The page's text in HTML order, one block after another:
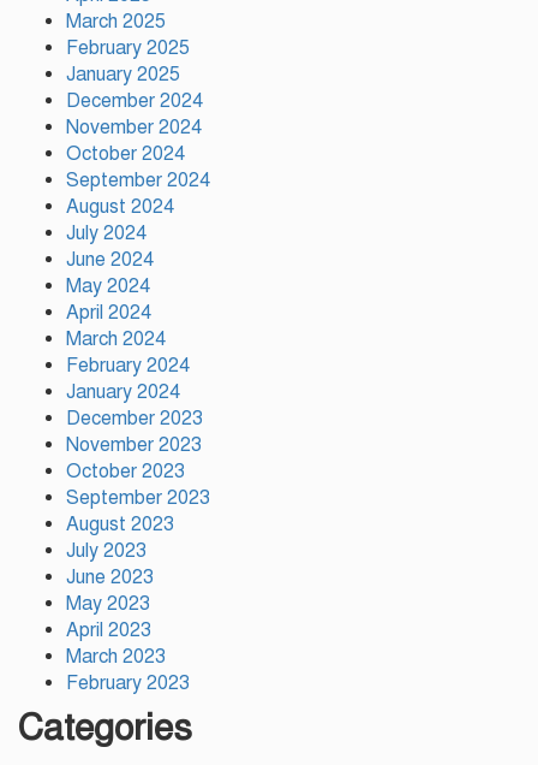
উন্নয়নের সুফল নগরীর প্রতিটি ওয়ার্ডে
সমানভাবে পৌঁছে দিতে কাজ করছে :
March 2025
February 2025
January 2025
December 2024
November 2024
October 2024
September 2024
August 2024
July 2024
June 2024
May 2024
April 2024
March 2024
February 2024
January 2024
December 2023
November 2023
October 2023
September 2023
August 2023
July 2023
June 2023
May 2023
April 2023
March 2023
February 2023
Categories